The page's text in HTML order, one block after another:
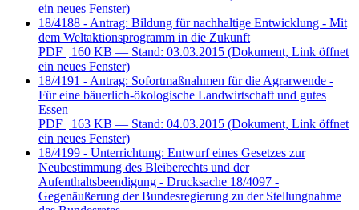
ein neues Fenster)
18/4188 - Antrag: Bildung für nachhaltige Entwicklung - Mit
dem Weltaktionsprogramm in die Zukunft
PDF | 160 KB — Stand: 03.03.2015 (Dokument, Link öffnet
ein neues Fenster)
18/4191 - Antrag: Sofortmaßnahmen für die Agrarwende -
Für eine bäuerlich-ökologische Landwirtschaft und gutes
Essen
PDF | 163 KB — Stand: 04.03.2015 (Dokument, Link öffnet
ein neues Fenster)
18/4199 - Unterrichtung: Entwurf eines Gesetzes zur
Neubestimmung des Bleiberechts und der
Aufenthaltsbeendigung - Drucksache 18/4097 -
Gegenäußerung der Bundesregierung zu der Stellungnahme